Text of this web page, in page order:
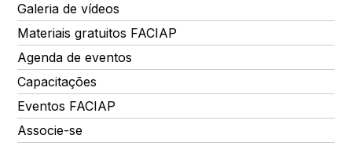
Galeria de vídeos
Materiais gratuitos FACIAP
Agenda de eventos
Capacitações
Eventos FACIAP
Associe-se